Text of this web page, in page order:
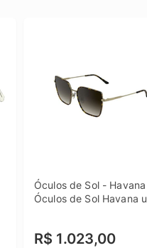
Óculos de Sol - Havana
Óculos de Sol Havana u
R$ 1.023,00